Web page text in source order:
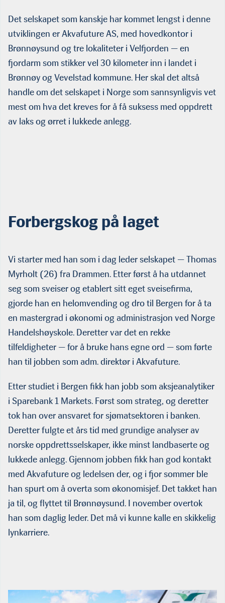
Det selskapet som kanskje har kommet lengst i denne
utviklingen er Akvafuture AS, med hovedkontor i
Brønnøysund og tre lokalitet­er i Velfjorden — en
fjordarm som stikker vel 30 kilometer inn i landet i
Brønnøy og Vevelstad kommune. Her skal det altså
handle om det selskapet i Norge som sannsynligvis vet
mest om hva det kreves for å få suksess med oppdrett
av laks og ørret i lukkede anlegg.
Forbergskog på laget
Vi starter med han som i dag leder selskapet — Thomas
Myrholt (26) fra Drammen. Etter først å ha utdannet
seg som sveiser og etablert sitt eget sveisefirma,
gjorde han en helomvending og dro til Bergen for å ta
en mastergrad i økonomi og administrasjon ved Norge
Handelshøyskole. Deretter var det en rekke
tilfeldigheter — for å bruke hans egne ord — som førte
han til jobben som adm. direktør i Akvafuture.
Etter studiet i Bergen fikk han jobb som aksjeanalytiker
i Sparebank 1 Markets. Først som strateg, og deretter
tok han over ansvaret for sjømatsektoren i banken.
Deretter fulgte et års tid med grundige analyser av
norske op­pdrettsselskaper, ikke minst landbaserte og
lukkede anlegg. Gjennom jobben fikk han god kontakt
med Akvafuture og ledelsen der, og i fjor sommer ble
han spurt om å overta som økonomisjef. Det takket han
ja til, og flyttet til Brønnøysund. I november overtok
han som daglig leder. Det må vi kunne kalle en skikkelig
lynkarriere.